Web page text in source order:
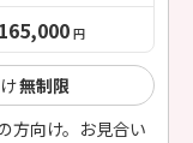
165,000 円
無制限
方向け。お見合い